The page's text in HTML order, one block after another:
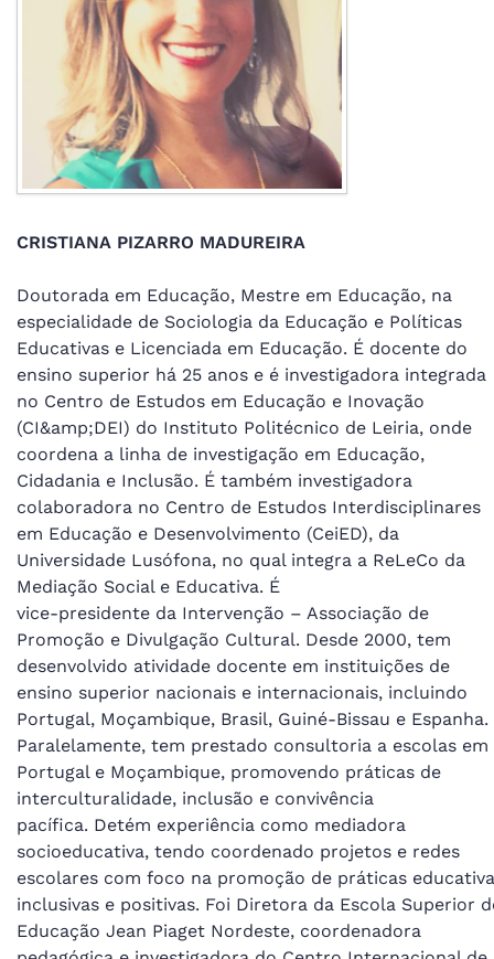
CRISTIANA PIZARRO MADUREIRA
Doutorada em Educação, Mestre em Educação, na
especialidade de Sociologia da Educação e Políticas
Educativas e Licenciada em Educação. É docente do
ensino superior há 25 anos e é investigadora integrada
no Centro de Estudos em Educação e Inovação
(CI&amp;DEI) do Instituto Politécnico de Leiria, onde
coordena a linha de investigação em Educação,
Cidadania e Inclusão. É também investigadora
colaboradora no Centro de Estudos Interdisciplinares
em Educação e Desenvolvimento (CeiED), da
Universidade Lusófona, no qual integra a ReLeCo da
Mediação Social e Educativa. É
vice-presidente da Intervenção – Associação de
Promoção e Divulgação Cultural. Desde 2000, tem
desenvolvido atividade docente em instituições de
ensino superior nacionais e internacionais, incluindo
Portugal, Moçambique, Brasil, Guiné-Bissau e Espanha.
Paralelamente, tem prestado consultoria a escolas em
Portugal e Moçambique, promovendo práticas de
interculturalidade, inclusão e convivência
pacífica. Detém experiência como mediadora
socioeducativa, tendo coordenado projetos e redes
escolares com foco na promoção de práticas
inclusivas e positivas. Foi Diretora da Escola Superior
Educação Jean Piaget Nordeste, coordenadora